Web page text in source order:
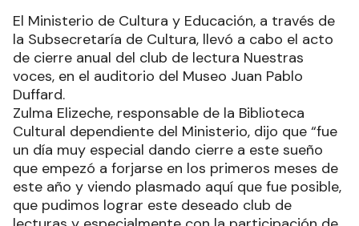
El Ministerio de Cultura y Educación, a través de
la Subsecretaría de Cultura, llevó a cabo el acto
de cierre anual del club de lectura Nuestras
voces, en el auditorio del Museo Juan Pablo
Duffard.
Zulma Elizeche, responsable de la Biblioteca